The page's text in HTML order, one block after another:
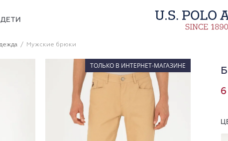
ДЕТИ
Мужские брюки
ТОЛЬКО В ИНТЕРНЕТ-МАГАЗИНЕ